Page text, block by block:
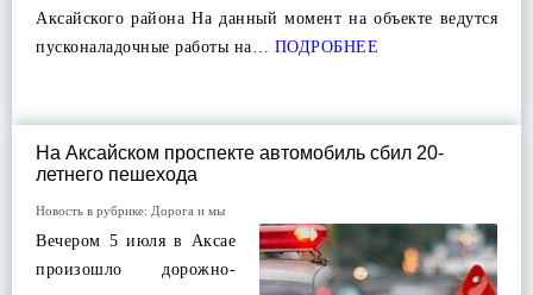
Аксайского района На данный момент на объекте ведутся
пусконаладочные работы на… ПОДРОБНЕЕ
На Аксайском проспекте автомобиль сбил 20-
летнего пешехода
Новость в рубрике: Дорога и мы
Вечером 5 июля в Аксае
произошло дорожно-